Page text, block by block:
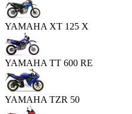
YAMAHA XT 125 X
YAMAHA TT 600 RE
YAMAHA TZR 50